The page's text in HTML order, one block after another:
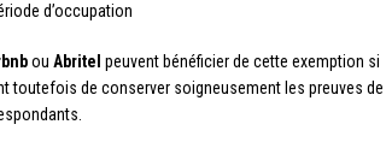
d’occupation
ou Abritel peuvent bénéficier de cette exemption si
toutefois de conserver soigneusement les preuves de